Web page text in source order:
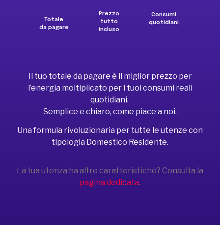
Totale
da pagare
Prezzo
tutto
incluso
Consumi
quotidiani
Il tuo totale da pagare è il miglior prezzo per
l’energia moltiplicato per i tuoi consumi reali
quotidiani.
Semplice e chiaro, come piace a noi.
Una formula rivoluzionaria per tutte le utenze con
tipologia Domestico Residente.
La tua utenza ha altre caratteristiche? Consulta la
pagina dedicata.